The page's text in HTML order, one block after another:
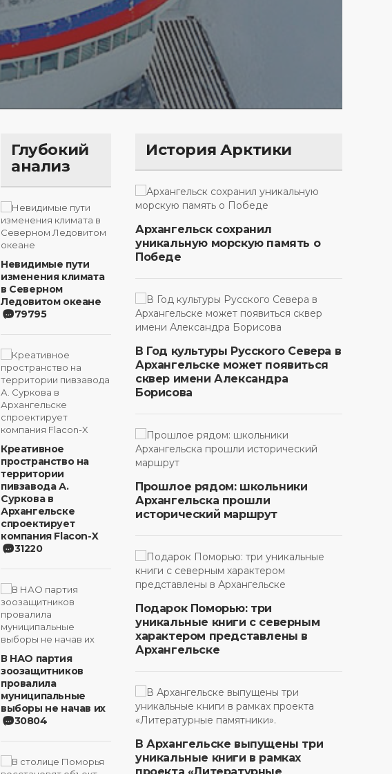
Бизнесу вредят пустые
обещания: Юрий Коробов о
проблемах чрезмерного
кредитования в РФ
Глубокий
анализ
Невидимые пути
изменения климата
в Северном
Ледовитом океане
79795
Креативное
пространство на
территории
пивзавода А.
Суркова в
Архангельске
спроектирует
компания Flacon-X
31220
В НАО партия
зоозащитников
провалила
муниципальные
выборы не начав их
30804
История Арктики
Архангельск сохранил
уникальную морскую память о
Победе
В Год культуры Русского Севера в
Архангельске может появиться
сквер имени Александра
Борисова
Прошлое рядом: школьники
Архангельска прошли
исторический маршрут
Подарок Поморью: три
уникальные книги с северным
характером представлены в
Архангельске
В Архангельске выпущены три
уникальные книги в рамках